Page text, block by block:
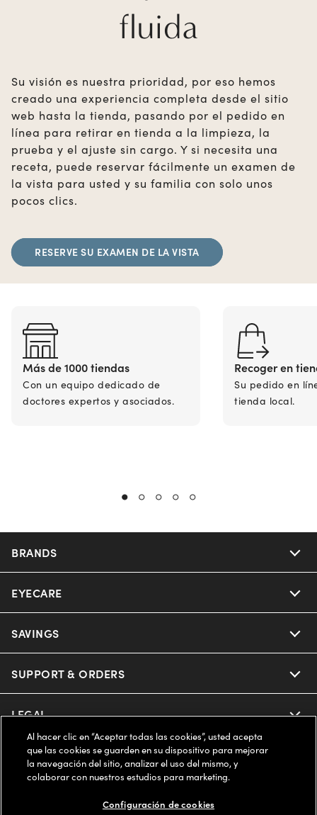
fluida
Su visión es nuestra prioridad, por eso hemos
creado una experiencia completa desde el sitio
web hasta la tienda, pasando por el pedido en
línea para retirar en tienda a la limpieza, la
prueba y el ajuste sin cargo. Y si necesita una
receta, puede reservar fácilmente un examen de
la vista para usted y su familia con solo unos
pocos clics.
RESERVE SU EXAMEN DE LA VISTA
Más de 1000 tiendas
Con un equipo dedicado de
doctores expertos y asociados.
Recoger en
Su pedido en
tienda local.
BRANDS
Nuance Audio
Ray-Ban
Oakley
Oakley Meta
Miu Miu
EYECARE
Our Eyeglasses
Our Sunglasses
Our Contact Lenses
Ray-Ban | Meta
Oakley Meta
SAVINGS
Offers & Discount
Insurance
FSA & HSA
CareCredit Credit Card
SUPPORT & ORDERS
Help Center
Online Order Status
LEGAL
Privacy Policy
COMPANY INFO
Al hacer clic en “Aceptar todas las cookies”, usted acepta
que las cookies se guarden en su dispositivo para mejorar
la navegación del sitio, analizar el uso del mismo, y
colaborar con nuestros estudios para marketing.
Configuración de cookies